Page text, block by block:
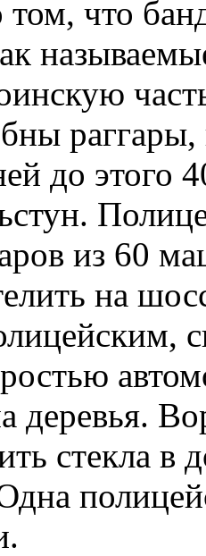
что
до этого
из 60
на
деревья.
стекла в